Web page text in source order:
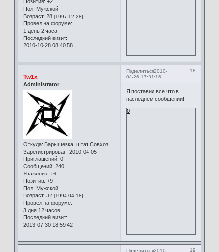
Позитив: +2
Пол: Мужской
Возраст: 28 [1997-12-28]
Провел на форуме:
1 день 2 часа
Последний визит:
2010-10-28 08:40:58
Поделиться 18
2010-
08-26 17:31:16
Tw1x
Administrator
Откуда: Барышевка, штат Совхоз.
Зарегистрирован: 2010-04-05
Приглашений: 0
Сообщений: 240
Уважение: +6
Позитив: +9
Пол: Мужской
Возраст: 32 [1994-04-18]
Провел на форуме:
3 дня 12 часов
Последний визит:
2013-07-30 18:59:42
Я поставил все что в
паследнем сообщении!
0
Поделиться 19
2010-